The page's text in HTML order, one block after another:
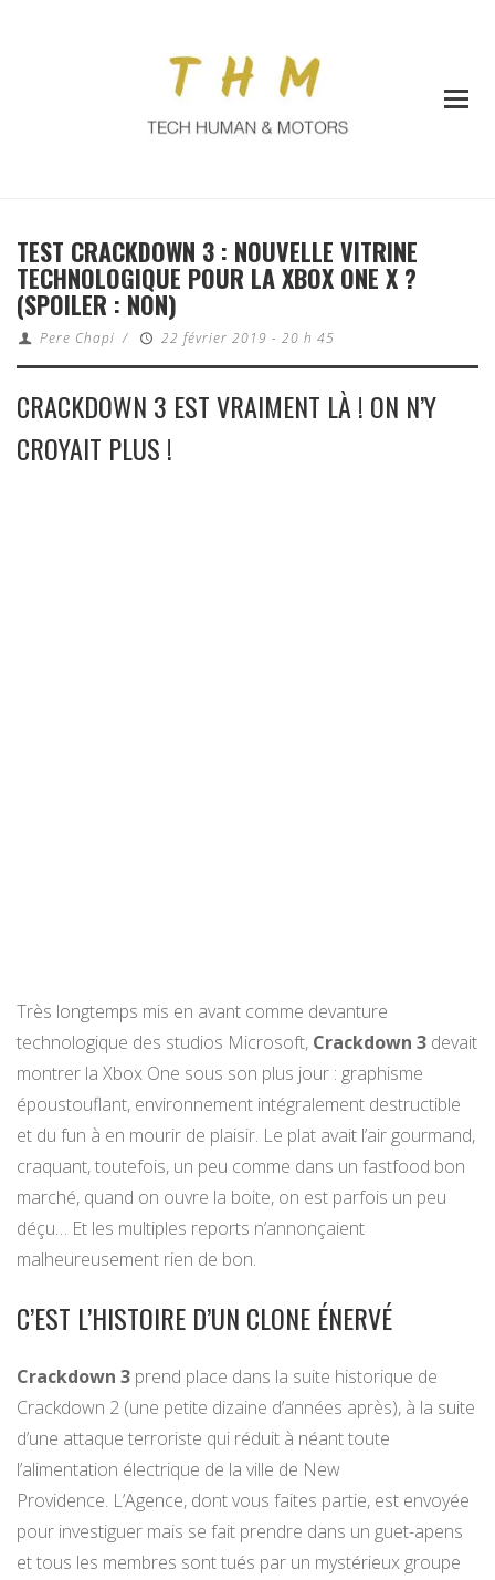
TEST CRACKDOWN 3 : NOUVELLE VITRINE
TECHNOLOGIQUE POUR LA XBOX ONE X ?
(SPOILER : NON)
Pere Chapi / 22 février 2019 - 20 h 45
CRACKDOWN 3 EST VRAIMENT LÀ ! ON N’Y
CROYAIT PLUS !
Très longtemps mis en avant comme devanture
technologique des studios Microsoft, Crackdown 3 devait
montrer la Xbox One sous son plus jour : graphisme
époustouflant, environnement intégralement destructible
et du fun à en mourir de plaisir. Le plat avait l’air gourmand,
craquant, toutefois, un peu comme dans un fastfood bon
marché, quand on ouvre la boite, on est parfois un peu
déçu… Et les multiples reports n’annonçaient
malheureusement rien de bon.
C’EST L’HISTOIRE D’UN CLONE ÉNERVÉ
Crackdown 3 prend place dans la suite historique de
Crackdown 2 (une petite dizaine d’années après), à la suite
d’une attaque terroriste qui réduit à néant toute
l’alimentation électrique de la ville de New
Providence. L’Agence, dont vous faites partie, est envoyée
pour investiguer mais se fait prendre dans un guet-apens
et tous les membres sont tués par un mystérieux groupe